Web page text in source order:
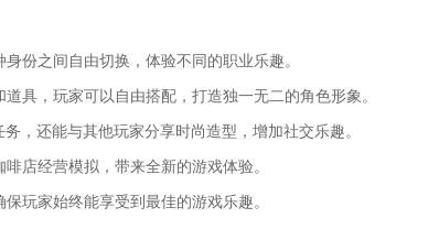
份之间自由切换，体验不同的职业乐趣。
具，玩家可以自由搭配，打造独一无二的角色形象。
，还能与其他玩家分享时尚造型，增加社交乐趣。
店经营模拟，带来全新的游戏体验。
玩家始终能享受到最佳的游戏乐趣。